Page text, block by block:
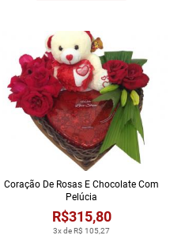
3x de R$ 105,27
R$315,80
Coração De Rosas E Chocolate Com
Pelúcia